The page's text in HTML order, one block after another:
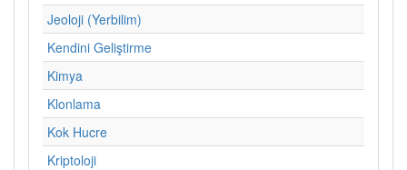
Jeoloji (Yerbilim)
Kendini Geliştirme
Kimya
Klonlama
Kok Hucre
Kriptoloji